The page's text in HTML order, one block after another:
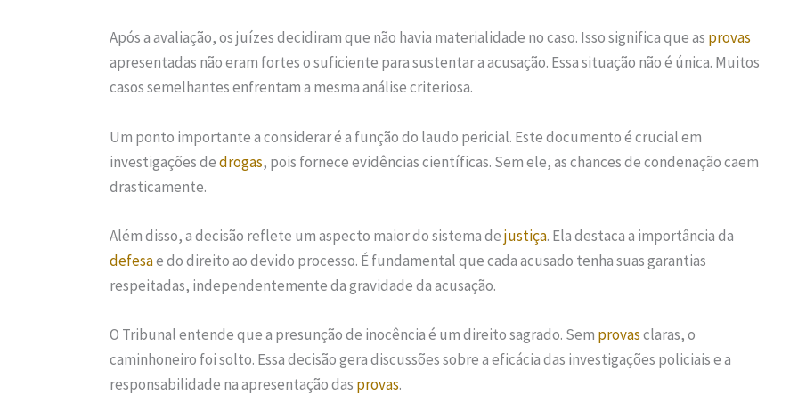
Após a avaliação, os juízes decidiram que não havia materialidade no caso. Isso significa que as provas
apresentadas não eram fortes o suficiente para sustentar a acusação. Essa situação não é única. Muitos
casos semelhantes enfrentam a mesma análise criteriosa.
Um ponto importante a considerar é a função do laudo pericial. Este documento é crucial em
investigações dedrogas, pois fornece evidências científicas. Sem ele, as chances de condenação caem
drasticamente.
Além disso, a decisão reflete um aspecto maior do sistema dejustiça. Ela destaca a importância da
defesae do direito ao devido processo. É fundamental que cada acusado tenha suas garantias
respeitadas, independentemente da gravidade da acusação.
O Tribunal entende que a presunção de inocência é um direito sagrado. Sem provasclaras, o
caminhoneiro foi solto. Essa decisão gera discussões sobre a eficácia das investigações policiais e a
responsabilidade na apresentação das provas.